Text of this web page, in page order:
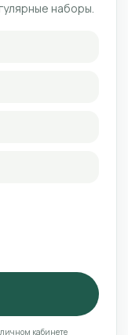
наборы.
кабинете